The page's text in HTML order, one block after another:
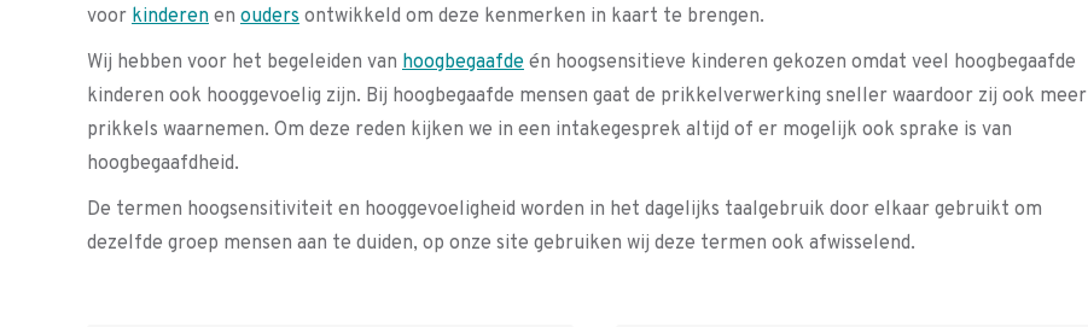
voor kinderen en ouders ontwikkeld om deze kenmerken in kaart te brengen.
Wij hebben voor het begeleiden van hoogbegaafde én hoogsensitieve kinderen gekozen omdat veel hoogbegaafde
kinderen ook hooggevoelig zijn. Bij hoogbegaafde mensen gaat de prikkelverwerking sneller waardoor zij ook meer
prikkels waarnemen. Om deze reden kijken we in een intakegesprek altijd of er mogelijk ook sprake is van
hoogbegaafdheid.
De termen hoogsensitiviteit en hooggevoeligheid worden in het dagelijks taalgebruik door elkaar gebruikt om
dezelfde groep mensen aan te duiden, op onze site gebruiken wij deze termen ook afwisselend.